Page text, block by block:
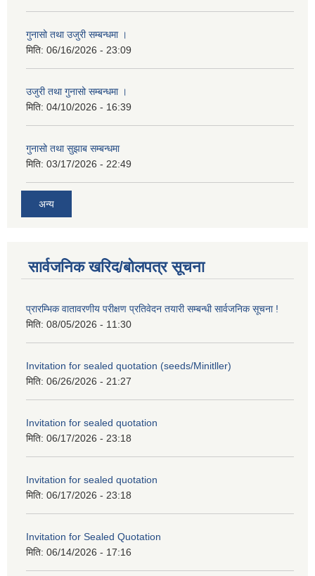
गुनासो तथा उजुरी सम्बन्धमा ।
मिति: 06/16/2026 - 23:09
उजुरी तथा गुनासो सम्बन्धमा ।
मिति: 04/10/2026 - 16:39
गुनासो तथा सुझाब सम्बन्धमा
मिति: 03/17/2026 - 22:49
अन्य
सार्वजनिक खरिद/बोलपत्र सूचना
प्रारम्भिक वातावरणीय परीक्षण प्रतिवेदन तयारी सम्बन्धी सार्वजनिक सूचना !
मिति: 08/05/2026 - 11:30
Invitation for sealed quotation (seeds/Minitller)
मिति: 06/26/2026 - 21:27
Invitation for sealed quotation
मिति: 06/17/2026 - 23:18
Invitation for sealed quotation
मिति: 06/17/2026 - 23:18
Invitation for Sealed Quotation
मिति: 06/14/2026 - 17:16